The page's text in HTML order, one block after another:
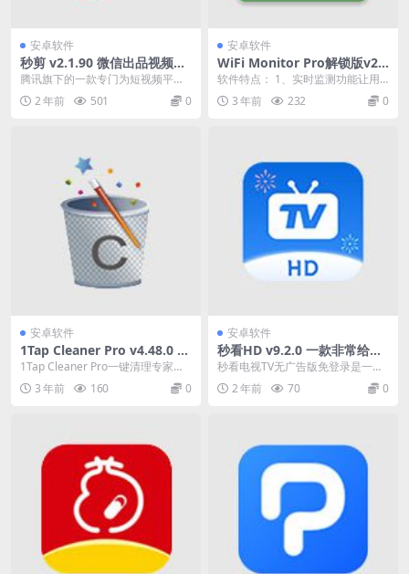
安卓软件
秒剪 v2.1.90 微信出品视频创
作工具
腾讯旗下的一款专门为短视频平台
优化设计的软件，app使用简单，
将视频图片等导入后...
2 年前 501 0
安卓软件
WiFi Monitor Pro解锁版v2.
6.18最新版免费下载
软件特点： 1、实时监测功能让用
户随时了解WiFi网络状态和连接情
况。 2、Wi...
3 年前 232 0
安卓软件
1Tap Cleaner Pro v4.48.0 一
键清理专家，全能的清理加速
工具
1Tap Cleaner Pro一键清理专家是
手机上的一款非常全能的清理加速
工具...3 年前 160 0
安卓软件
秒看HD v9.2.0 一款非常给力
的电视盒子tv版软件
秒看电视TV无广告版免登录是一款
非常给力的电视盒子tv版软件，在
这里具备了全新的...
2 年前 70 0